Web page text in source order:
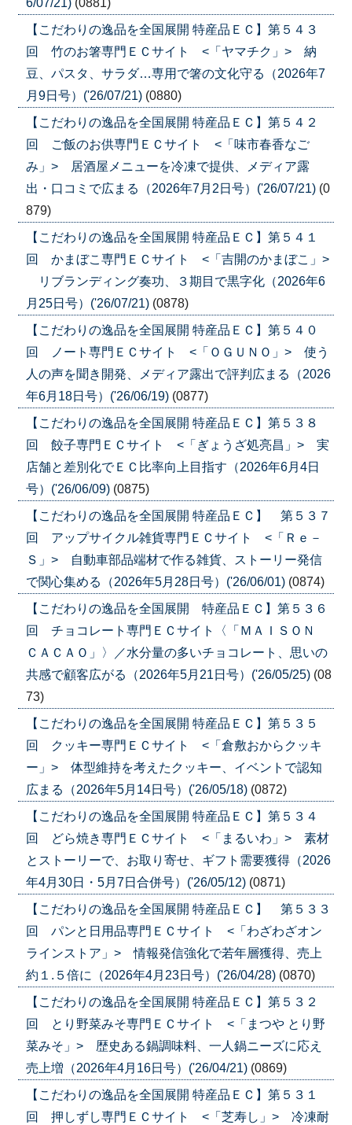
6/07/21) (0881)
【こだわりの逸品を全国展開 特産品ＥＣ】第５４３
回 竹のお箸専門ＥＣサイト <「ヤマチク」> 納
豆、パスタ、サラダ…専用で箸の文化守る（2026年7
月9日号）('26/07/21) (0880)
【こだわりの逸品を全国展開 特産品ＥＣ】第５４２
回 ご飯のお供専門ＥＣサイト <「味市春香なご
み」> 居酒屋メニューを冷凍で提供、メディア露
出・口コミで広まる（2026年7月2日号）('26/07/21) (0
879)
【こだわりの逸品を全国展開 特産品ＥＣ】第５４１
回 かまぼこ専門ＥＣサイト <「吉開のかまぼこ」>
リブランディング奏功、３期目で黒字化（2026年6
月25日号）('26/07/21) (0878)
【こだわりの逸品を全国展開 特産品ＥＣ】第５４０
回 ノート専門ＥＣサイト <「ＯＧＵＮＯ」> 使う
人の声を聞き開発、メディア露出で評判広まる（2026
年6月18日号）('26/06/19) (0877)
【こだわりの逸品を全国展開 特産品ＥＣ】第５３８
回 餃子専門ＥＣサイト <「ぎょうざ処亮昌」> 実
店舗と差別化でＥＣ比率向上目指す（2026年6月4日
号）('26/06/09) (0875)
【こだわりの逸品を全国展開 特産品ＥＣ】 第５３７
回 アップサイクル雑貨専門ＥＣサイト <「Ｒｅ－
Ｓ」> 自動車部品端材で作る雑貨、ストーリー発信
で関心集める（2026年5月28日号）('26/06/01) (0874)
【こだわりの逸品を全国展開 特産品ＥＣ】第５３６
回 チョコレート専門ＥＣサイト〈「ＭＡＩＳＯＮ
ＣＡＣＡＯ」〉／水分量の多いチョコレート、思いの
共感で顧客広がる（2026年5月21日号）('26/05/25) (08
73)
【こだわりの逸品を全国展開 特産品ＥＣ】第５３５
回 クッキー専門ＥＣサイト <「倉敷おからクッキ
ー」> 体型維持を考えたクッキー、イベントで認知
広まる（2026年5月14日号）('26/05/18) (0872)
【こだわりの逸品を全国展開 特産品ＥＣ】第５３４
回 どら焼き専門ＥＣサイト <「まるいわ」> 素材
とストーリーで、お取り寄せ、ギフト需要獲得（2026
年4月30日・5月7日合併号）('26/05/12) (0871)
【こだわりの逸品を全国展開 特産品ＥＣ】 第５３３
回 パンと日用品専門ＥＣサイト <「わざわざオン
ラインストア」> 情報発信強化で若年層獲得、売上
約１.５倍に（2026年4月23日号）('26/04/28) (0870)
【こだわりの逸品を全国展開 特産品ＥＣ】第５３２
回 とり野菜みそ専門ＥＣサイト <「まつや とり野
菜みそ」> 歴史ある鍋調味料、一人鍋ニーズに応え
売上増（2026年4月16日号）('26/04/21) (0869)
【こだわりの逸品を全国展開 特産品ＥＣ】第５３１
回 押しずし専門ＥＣサイト <「芝寿し」> 冷凍耐